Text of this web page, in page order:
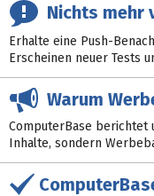
Nichts mehr
Erhalte eine Push-
Erscheinen neuer Tests
Warum
ComputerBase berichtet
Inhalte, sondern